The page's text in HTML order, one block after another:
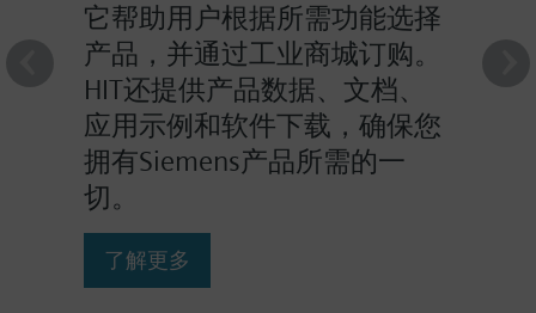
它帮助用户根据所需功能选择
产品，并通过工业商城订购。
HIT还提供产品数据、文档、
应用示例和软件下载，确保您
拥有Siemens产品所需的一
切。
了解更多